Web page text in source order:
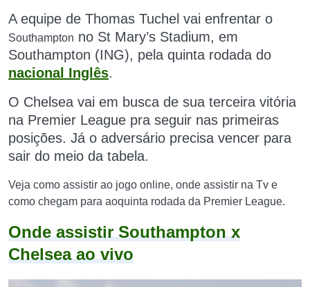
A equipe de Thomas Tuchel vai enfrentar o
Southampton no St Mary’s Stadium, em
Southampton (ING), pela quinta rodada do
nacional Inglês.
O Chelsea vai em busca de sua terceira vitória
na Premier League pra seguir nas primeiras
posições. Já o adversário precisa vencer para
sair do meio da tabela.
Veja como assistir ao jogo online, onde assistir na Tv e
como chegam para aoquinta rodada da Premier League.
Onde assistir Southampton x
Chelsea ao vivo